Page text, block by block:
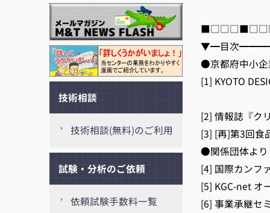
▼━目次
●京都府中小企
[1] KYOTO
[2] 情報誌『ク
[3] [再]第3回食
●関係団体より
[4] 国際カンフ
[5] KGC-net オ
[6] 事業承継セ
技術相談
技術相談(無料)のご利用
試験・分析のご依頼
依頼試験手数料一覧